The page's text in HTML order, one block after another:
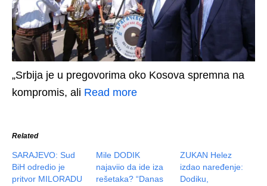
„Srbija je u pregovorima oko Kosova spremna na
kompromis, ali Read more
Related
SARAJEVO: Sud
BiH odredio je
pritvor MILORADU
Mile DODIK
najaviio da ide iza
rešetaka? “Danas
ZUKAN Helez
izdao naređenje:
Dodiku,